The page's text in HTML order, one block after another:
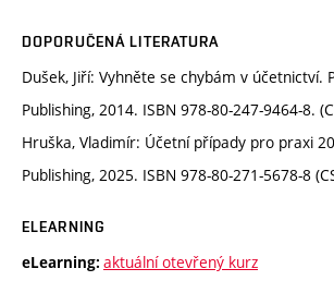
DOPORUČENÁ LITERATURA
Dušek, Jiří: Vyhněte se chybám v účetnictví.
Publishing, 2014. ISBN 978-80-247-9464-8.
Hruška, Vladimír: Účetní případy pro praxi
Publishing, 2025. ISBN 978-80-271-5678-8
ELEARNING
eLearning: aktuální otevřený kurz